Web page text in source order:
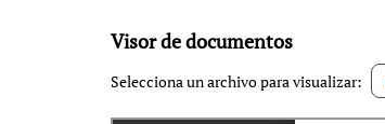
Visor de documentos
Selecciona un archivo para visualizar: